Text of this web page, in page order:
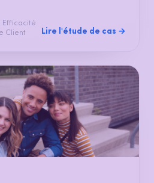
Efficacité
Client
Lire l'étude de cas →